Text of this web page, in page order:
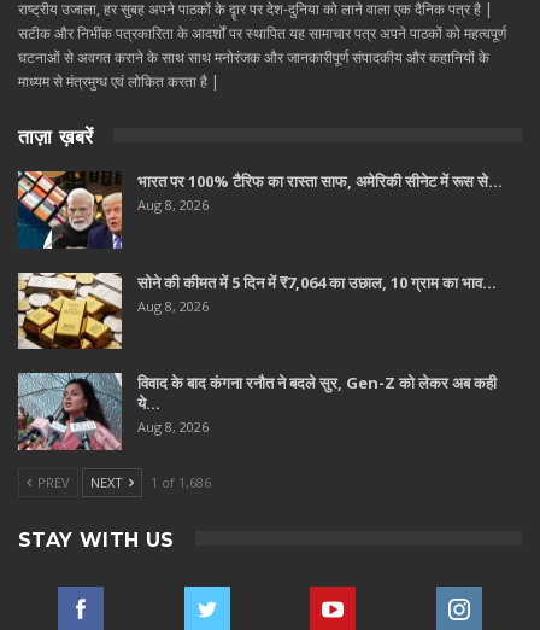
राष्ट्रीय उजाला, हर सुबह अपने पाठकों के दॄार पर देश-दुनिया को लाने वाला एक दैनिक पत्र है |
सटीक और निभींक पत्रकारिता के आदर्शों पर स्थापित यह सामाचार पत्र अपने पाठकों को महत्वपूर्ण
घटनाओं से अवगत कराने के साथ साथ मनोरंजक और जानकारीपूर्ण संपादकीय और कहानियों के
माध्यम से मंत्रमुग्ध एवं लोकित करता है |
ताज़ा ख़बरें
भारत पर 100% टैरिफ का रास्ता साफ, अमेरिकी सीनेट में रूस से…
Aug 8, 2026
सोने की कीमत में 5 दिन में ₹7,064 का उछाल, 10 ग्राम का भाव…
Aug 8, 2026
विवाद के बाद कंगना रनौत ने बदले सुर, Gen-Z को लेकर अब कही
ये…
Aug 8, 2026
PREV NEXT 1 of 1,686
STAY WITH US